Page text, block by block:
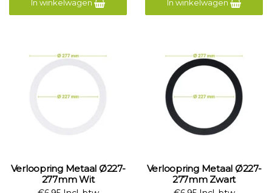
In winkelwagen In winkelwagen
Verloopring Metaal Ø227-
277mm Wit
Verloopring Metaal Ø227-
277mm Zwart